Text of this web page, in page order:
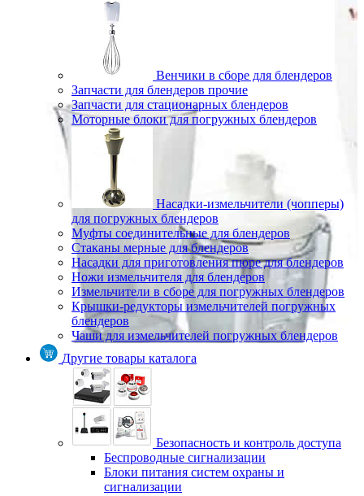
Венчики в сборе для блендеров
Запчасти для блендеров прочие
Запчасти для стационарных блендеров
Моторные блоки для погружных блендеров
Насадки-измельчители (чопперы)
для погружных блендеров
Муфты соединительные для блендеров
Стаканы мерные для блендеров
Насадки для приготовления пюре для блендеров
Ножи измельчителя для блендеров
Измельчители в сборе для погружных блендеров
Крышки-редукторы измельчителей погружных
блендеров
Чаши для измельчителей погружных блендеров
Другие товары каталога
Безопасность и контроль доступа
Беспроводные сигнализации
Блоки питания систем охраны и
сигнализации